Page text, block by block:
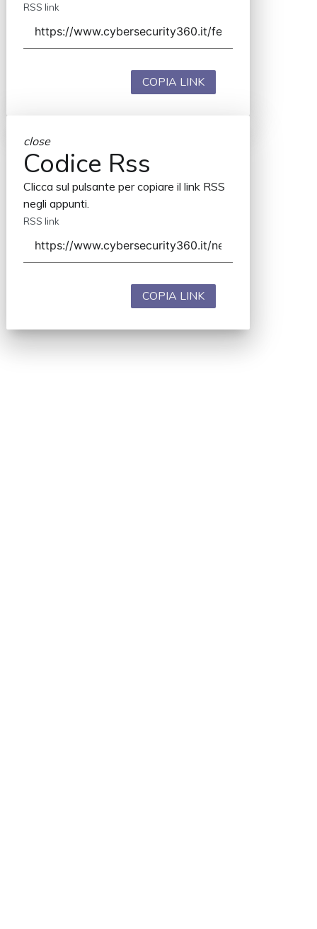
RSS link
COPIA LINK
close
Codice Rss
Clicca sul pulsante per copiare il link RSS
negli appunti.
RSS link
COPIA LINK